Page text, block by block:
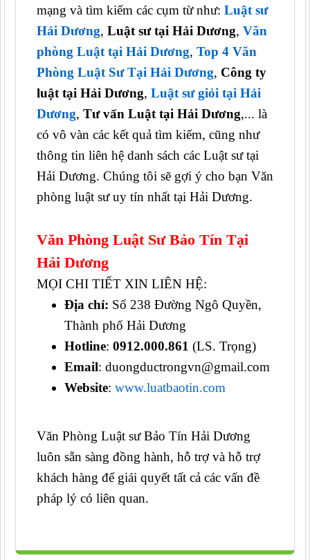
mạng và tìm kiếm các cụm từ như: Luật sư
Hải Dương, Luật sư tại Hải Dương, Văn
phòng Luật tại Hải Dương, Top 4 Văn
Phòng Luật Sư Tại Hải Dương, Công ty
luật tại Hải Dương, Luật sư giỏi tại Hải
Dương, Tư vấn Luật tại Hải Dương,... là
có vô vàn các kết quả tìm kiếm, cũng như
thông tin liên hệ danh sách các Luật sư tại
Hải Dương. Chúng tôi sẽ gợi ý cho bạn Văn
phòng luật sư uy tín nhất tại Hải Dương.
Văn Phòng Luật Sư Bảo Tín Tại
Hải Dương
MỌI CHI TIẾT XIN LIÊN HỆ:
Địa chỉ: Số 238 Đường Ngô Quyền,
Thành phố Hải Dương
Hotline: 0912.000.861 (LS. Trọng)
Email: duongductrongvn@gmail.com
Website: www.luatbaotin.com
Văn Phòng Luật sư Bảo Tín Hải Dương
luôn sẵn sàng đồng hành, hỗ trợ và hỗ trợ
khách hàng để giái quyết tất cả các vấn đề
pháp lý có liên quan.